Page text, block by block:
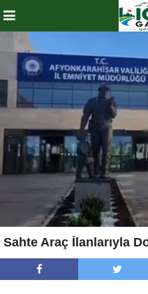
Sahte Araç İlanlarıyla